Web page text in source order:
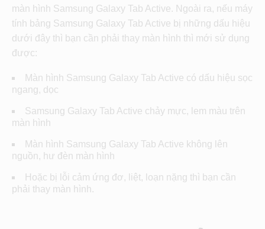
màn hình Samsung Galaxy Tab Active. Ngoài ra, nếu máy
tính bảng Samsung Galaxy Tab Active bị những dấu hiệu
dưới đây thì bạn cần phải thay màn hình thì mới sử dụng
được:
Màn hình Samsung Galaxy Tab Active có dấu hiệu sọc
ngang, dọc
Samsung Galaxy Tab Active chảy mực, lem màu trên
màn hình
Màn hình Samsung Galaxy Tab Active không lên
nguồn, hư đèn màn hình
Hoặc bị lỗi cảm ứng đơ, liệt, loạn nặng thì bạn cần
phải thay màn hình.